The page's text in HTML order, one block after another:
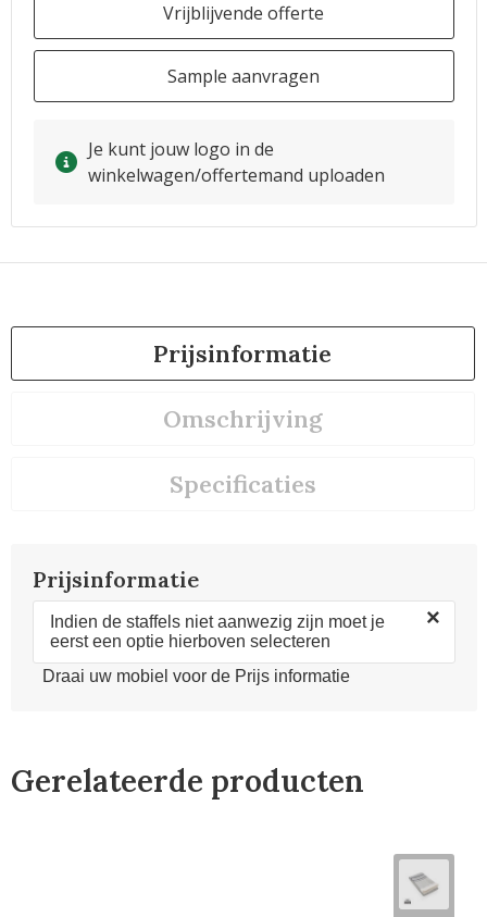
Vrijblijvende offerte
Sample aanvragen
Je kunt jouw logo in de
winkelwagen/offertemand uploaden
Prijsinformatie
Omschrijving
Specificaties
Prijsinformatie
Indien de staffels niet aanwezig zijn moet je
eerst een optie hierboven selecteren
×
Draai uw mobiel voor de Prijs informatie
Gerelateerde producten